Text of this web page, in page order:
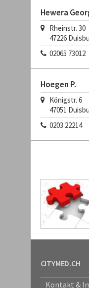
Hewera
Rheinstr. 30
47226
02065 73012
Hoegen P.
Königstr. 6
47051
0203 22214
CITYMED.CH
Kontakt &